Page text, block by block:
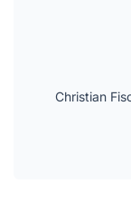
Christian